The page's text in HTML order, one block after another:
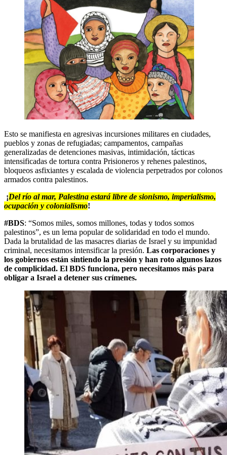
Esto se manifiesta en agresivas incursiones militares en ciudades,
pueblos y zonas de refugiadas; campamentos, campañas
generalizadas de detenciones masivas, intimidación, tácticas
intensificadas de tortura contra Prisioneros y rehenes palestinos,
bloqueos asfixiantes y escalada de violencia perpetrados por colonos
armados contra palestinos.
¡Del río al mar, Palestina estará libre de sionismo, imperialismo,
ocupación y colonialismo!
#BDS: “Somos miles, somos millones, todas y todos somos
palestinos”, es un lema popular de solidaridad en todo el mundo.
Dada la brutalidad de las masacres diarias de Israel y su impunidad
criminal, necesitamos intensificar la presión. Las corporaciones y
los gobiernos están sintiendo la presión y han roto algunos lazos
de complicidad. El BDS funciona, pero necesitamos más para
obligar a Israel a detener sus crímenes.